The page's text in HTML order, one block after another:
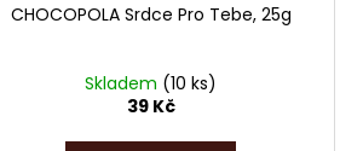
CHOCOPOLA Srdce Pro Tebe, 25g
Skladem (10 ks)
39 Kč